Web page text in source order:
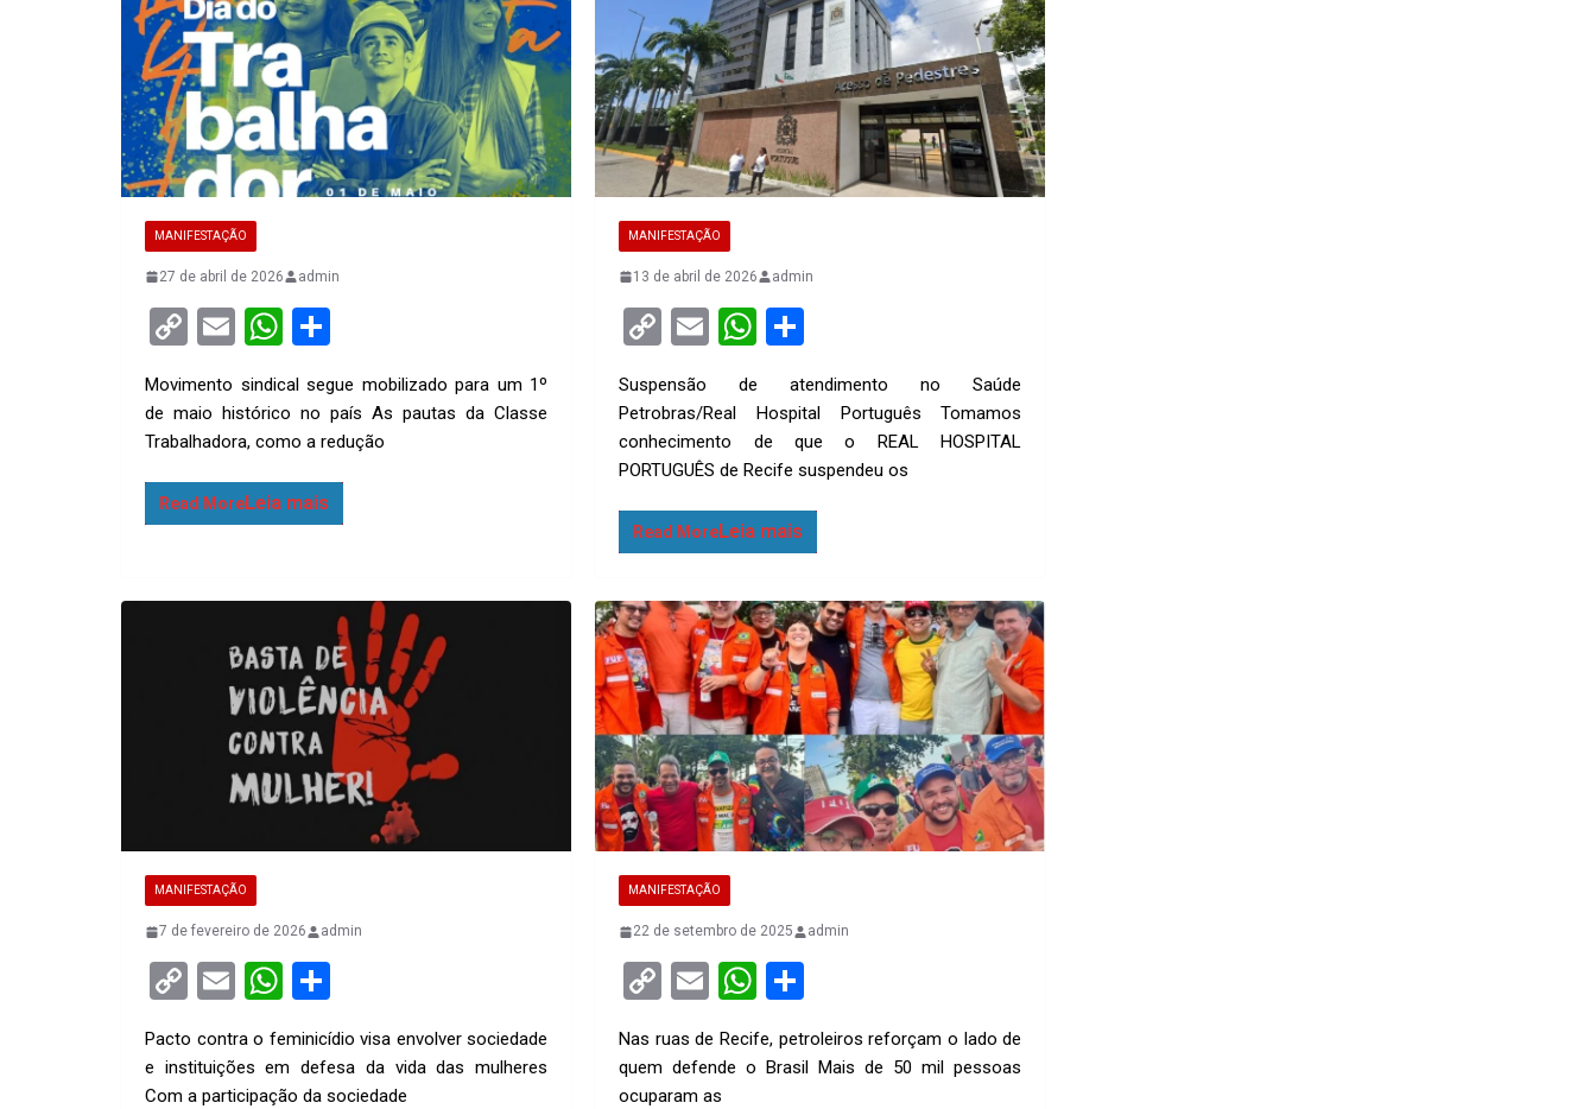
MANIFESTAÇÃO
27 de abril de 2026 admin
C
py
Li
n
k
E
ail
W
at
s
A
p
ar
e
Movimento sindical segue mobilizado para um 1º
de maio histórico no país As pautas da Classe
Trabalhadora, como a redução
Read More
MANIFESTAÇÃO
13 de abril de 2026 admin
C
py
Li
n
k
E
ail
W
at
s
A
p
p
ar
e
Suspensão de atendimento no Saúde
Petrobras/Real Hospital Português Tomamos
conhecimento de que o REAL HOSPITAL
PORTUGUÊS de Recife suspendeu os
Read More
MANIFESTAÇÃO
7 de fevereiro de 2026 admin
C
py
Li
E
ail
W
at
s
ar
e
Pacto contra o feminicídio visa envolver sociedade
e instituições em defesa da vida das mulheres
Com a participação da sociedade
MANIFESTAÇÃO
22 de setembro de 2025 admin
C
py
Li
E
ail
W
at ar
Nas ruas de Recife, petroleiros reforçam o lado de
quem defende o Brasil Mais de 50 mil pessoas
ocuparam as